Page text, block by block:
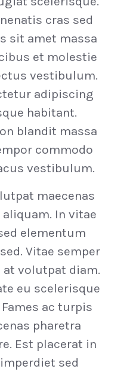
cras sed
sit amet massa
et molestie
vestibulum.
adipiscing
habitant.
blandit massa
commodo
vestibulum.
maecenas
In vitae
elementum
Vitae semper
volutpat diam.
eu scelerisque
ac turpis
pharetra
Est placerat in
sed